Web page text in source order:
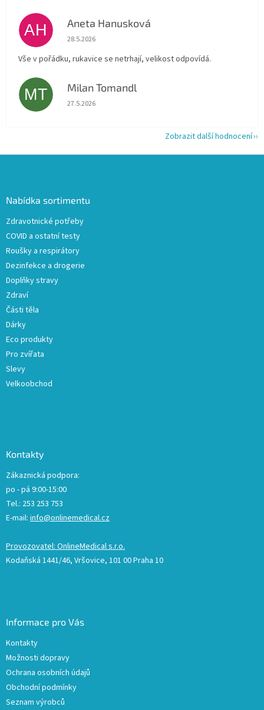
AH Aneta Hanusková
Hodnocení obchodu je 5 z 5 hvězdiček.
28.5.2026
Vše v pořádku, rukavice se netrhají, velikost odpovídá.
MT Milan Tomandl
Hodnocení obchodu je 5 z 5 hvězdiček.
27.5.2026
Zobrazit další hodnocení
Nabídka sortimentu
Zdravotnické potřeby
COVID a ostatní testy
Roušky a respirátory
Dezinfekce a drogerie
Doplňky stravy
Zdraví
Části těla
Dárky
Eco produkty
Pro zvířata
Slevy
Velkoobchod
Kontakty
Zákaznická podpora:
po - pá 9:00-15:00
Tel.: 253 253 753
E-mail: info@onlinemedical.cz
Provozovatel: OnlineMedical s.r.o.
Kodaňská 1441/46, Vršovice, 101 00 Praha 10
Informace pro Vás
Kontakty
Možnosti dopravy
Ochrana osobních údajů
Obchodní podmínky
Seznam výrobců